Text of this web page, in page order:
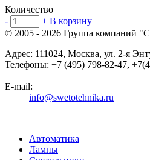
Количество
-
+ В корзину
© 2005 - 2026 Группа компаний
Адрес: 111024, Москва, ул. 2-я
Телефоны: +7 (495) 798-82-47,
E-mail:
info@swetotehnika.ru
Автоматика
Лампы